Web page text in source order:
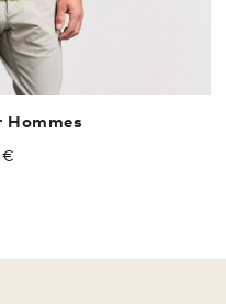
Hommes